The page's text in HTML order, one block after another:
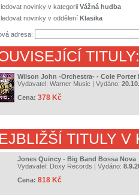
novinky v kategorii Vážná hudba
novinky v oddělení Klasika
adresa:
TITULY:
Wilson John -Orchestra- - Cole Porter
Vydavatel: Warner Music | Vydáno:
Cena: 378 Kč
TITULY V
Jones Quincy - Big Band Bossa Nova
Vydavatel: Doxy Records | Vydáno:
Cena: 818 Kč